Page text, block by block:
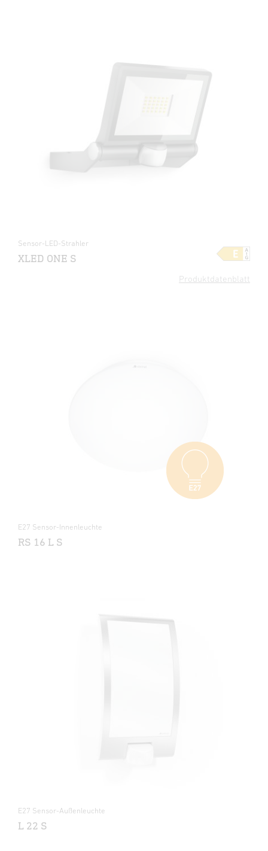
Produktdatenblatt
Sensor-LED-Strahler
XLED ONE S
E27 Sensor-Innenleuchte
RS 16 L S
E27 Sensor-Außenleuchte
L 22 S